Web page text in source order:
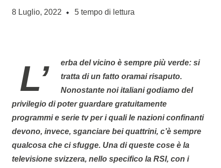
8 Luglio, 2022 5 tempo di lettura
L’erba del vicino è sempre più verde: si
tratta di un fatto oramai risaputo.
Nonostante noi italiani godiamo del
privilegio di poter guardare gratuitamente
programmi e serie tv per i quali le nazioni confinanti
devono, invece, sganciare bei quattrini, c’è sempre
qualcosa che ci sfugge. Una di queste cose è la
televisione svizzera, nello specifico la RSI, con i